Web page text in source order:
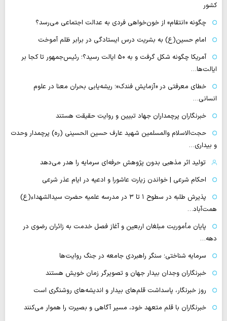
کشور
چگونه «انتقام» از خون‌خواهی فردی به عدالت اجتماعی می‌رسد؟
امام حسین(ع) به بشریت درس ایستادگی در برابر ظلم آموخت
آمریکا چگونه شکل گرفت و به ۵۰ ایالت رسید؟؛ رئیس‌جمهور تا کجا بر
ایالت‌ها…
خطای معرفتی در «آزمایش فندک»؛ ریشه‌یابی بحران معنا در علوم
انسانی…
خبرنگاران پرچمداران جهاد تبیین و روایت حقیقت هستند
حجت‌الاسلام والمسلمین شهید عارف حسین الحسینی (ره) پرچمدار وحدت
و بیداری…
تولید اثر مذهبی بدون پژوهش حرفه‌ای سرمایه را هدر می‌دهد
احکام شرعی | خواندن زیارت عاشورا و ادعیه در ایام عذر شرعی
پذیرش طلبه در سطوح ۱ تا ۳ در مدرسه علمیه حضرت سیدالشهداء(ع)
همت‌آباد…
پایان مأموریت مبلغان اربعین و آغاز فصل خدمت به زائران رضوی در
دهه…
سرمایه شناختی؛ سنگر راهبردی جامعه در جنگ روایت‌ها
خبرنگاران وجدان بیدار جهان و تصویرگر زمان خویش هستند
روز خبرنگار، پاسداشت قلم‌های بیدار و اندیشه‌های روشنگری است
خبرنگاران با قلم متعهد خود، مسیر آگاهی و بصیرت را هموار می‌کنند